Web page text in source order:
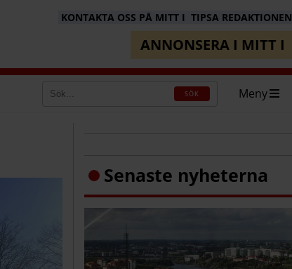
KONTAKTA OSS PÅ MITT I TIPSA REDAKTIONEN
ANNONSERA I MITT I
SÖK Meny
Senaste nyheterna